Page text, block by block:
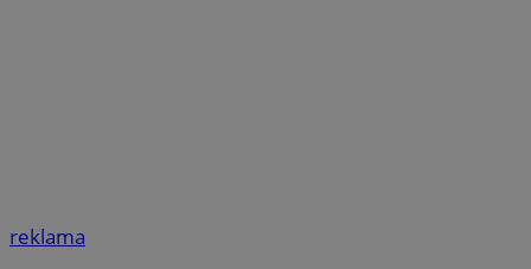
reklama